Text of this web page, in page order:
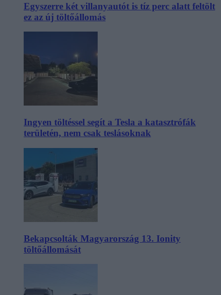
Egyszerre két villanyautót is tíz perc alatt feltölt
ez az új töltőállomás
Ingyen töltéssel segít a Tesla a katasztrófák
területén, nem csak teslásoknak
Bekapcsolták Magyarország 13. Ionity
töltőállomását